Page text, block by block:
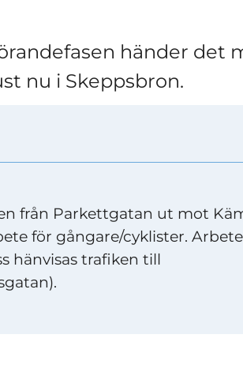
händer det
nu i Skeppsbron.
från Parkettgatan ut mot
för gångare/cyklister.
hänvisas trafiken till